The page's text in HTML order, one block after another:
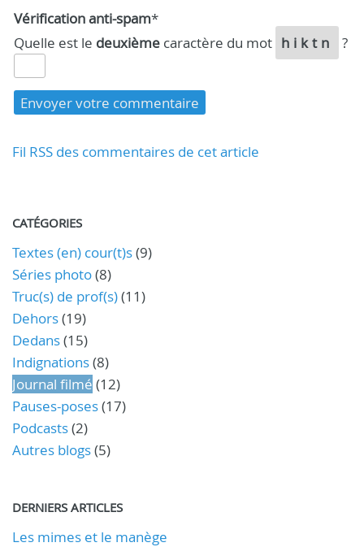
Vérification anti-spam*
Quelle est le deuxième caractère du mot hiktn ?
Fil RSS des commentaires de cet article
CATÉGORIES
Textes (en) cour(t)s(9)
Séries photo(8)
Truc(s) de prof(s)(11)
Dehors(19)
Dedans(15)
Indignations(8)
Journal filmé (12)
Pauses-poses(17)
Podcasts(2)
Autres blogs(5)
DERNIERS ARTICLES
Les mimes et le manège